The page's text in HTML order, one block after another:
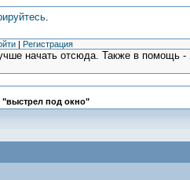
.
| Регистрация
начать отсюда. Также в помощь -
"выстрел под окно"